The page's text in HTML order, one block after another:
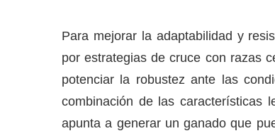
Para mejorar la adaptabilidad y
por estrategias de cruce con razas
potenciar la robustez ante las
combinación de las características
apunta a generar un ganado que